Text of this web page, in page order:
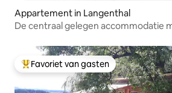
Appartement in Langenthal
De centraal gelegen accommodatie
Topfavoriet van gasten
Favoriet van gasten